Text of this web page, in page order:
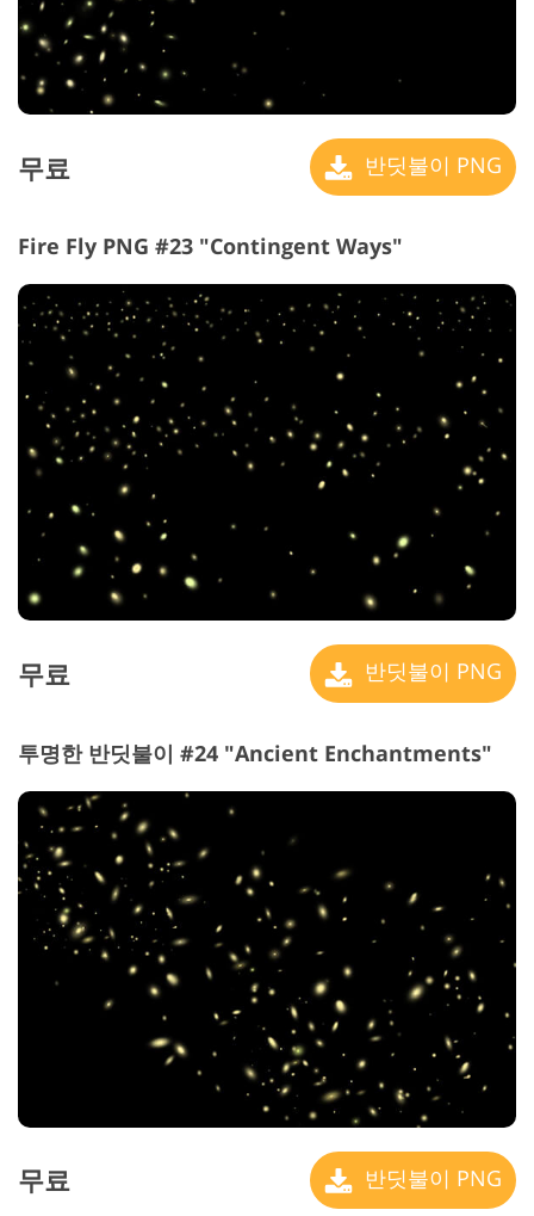
무료 반딧불이 PNG
Fire Fly PNG #23 "Contingent Ways"
무료 반딧불이 PNG
투명한 반딧불이 #24 "Ancient Enchantments"
무료 반딧불이 PNG